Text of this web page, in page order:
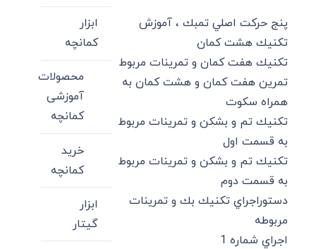
پنج حركت اصلي تمبك ، آموزش
تكنيك هشت كمان
تكنيك هفت كمان و تمرينات مربوط
تمرين هفت كمان و هشت كمان به
همراه سكوت
تكنيك تم و بشكن و تمرينات مربوط
به قسمت اول
تكنيك تم و بشكن و تمرينات مربوط
به قسمت دوم
دستوراجراي تكنيك بك و تمرينات
مربوطه
اجراي شماره 1
ابزار
کمانچه
محصولات
آموزشی
کمانچه
خرید
کمانچه
ابزار
گیتار